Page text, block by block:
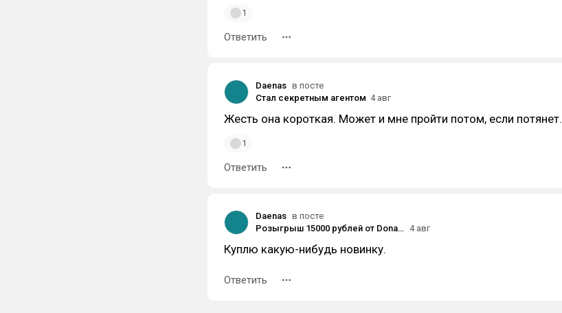
1
Ответить
Daenas в посте
Стал секретным агентом 4 авг
Жесть она короткая. Может и мне пройти потом, если потянет.
1
Ответить
Daenas в посте
Розыгрыш 15000 рублей от Donatov.net! (опять) 4 авг
Куплю какую-нибудь новинку.
Ответить